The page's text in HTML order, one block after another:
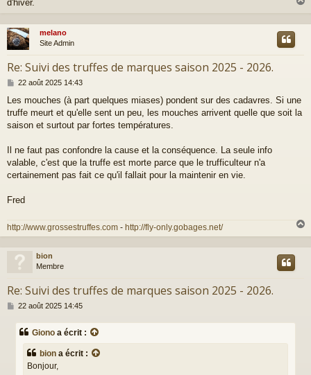
d'hiver.
u
melano
Site Admin
Re: Suivi des truffes de marques saison 2025 - 2026.
M
s
s
a
22 août 2025 14:43
Les mouches (à part quelques miases) pondent sur des cadavres. Si une
truffe meurt et qu'elle sent un peu, les mouches arrivent quelle que soit la
saison et surtout par fortes températures.
Il ne faut pas confondre la cause et la conséquence. La seule info
valable, c'est que la truffe est morte parce que le trufficulteur n'a
certainement pas fait ce qu'il fallait pour la maintenir en vie.
Fred
http://www.grossestruffes.com - http://fly-only.gobages.net/
a
bion
Membre
Re: Suivi des truffes de marques saison 2025 - 2026.
M
s
22 août 2025 14:45
Giono a écrit :
bion a écrit :
Bonjour,